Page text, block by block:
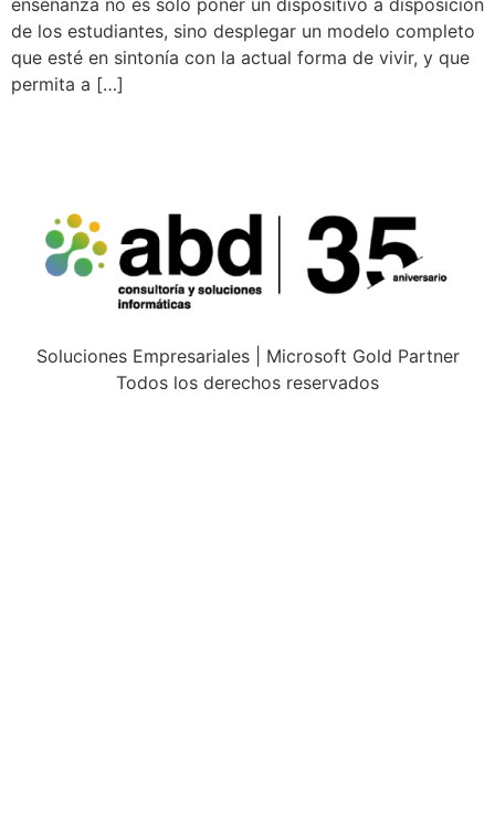
de los estudiantes, sino desplegar un modelo completo
que esté en sintonía con la actual forma de vivir, y que
permita a […]
Soluciones Empresariales | Microsoft Gold Partner
Todos los derechos reservados